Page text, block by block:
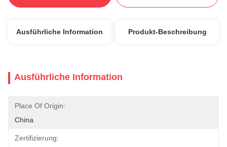
Ausführliche Information Produkt-Beschreibung
Ausführliche Information
Place Of Origin:
China
Zertifizierung: